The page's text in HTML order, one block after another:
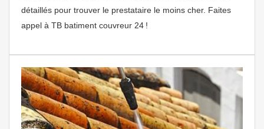
détaillés pour trouver le prestataire le moins cher. Faites
appel à TB batiment couvreur 24 !